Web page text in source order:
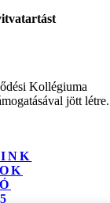
Kollégiuma
jött létre.